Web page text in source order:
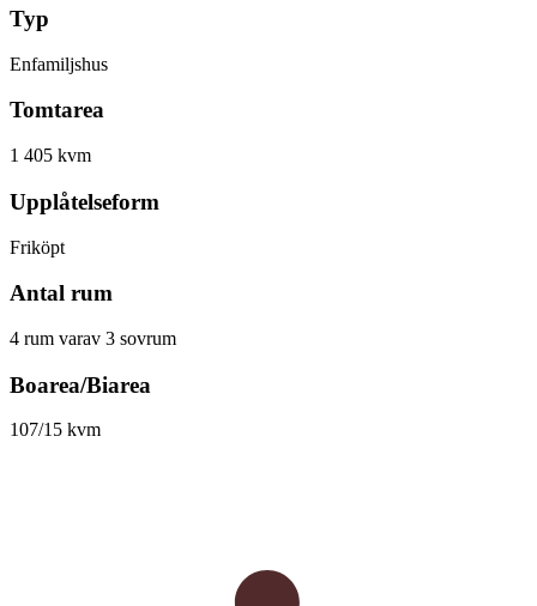
Typ
Enfamiljshus
Tomtarea
1 405 kvm
Upplåtelseform
Friköpt
Antal rum
4 rum varav 3 sovrum
Boarea/Biarea
107/15 kvm